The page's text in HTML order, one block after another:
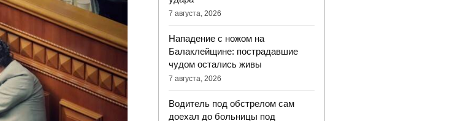
7 августа, 2026
Нападение с ножом на
Балаклейщине: пострадавшие
чудом остались живы
7 августа, 2026
Водитель под обстрелом сам
доехал до больницы под